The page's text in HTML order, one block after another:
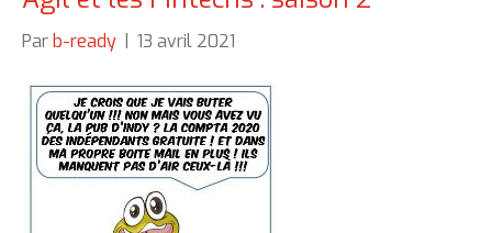
Par b-ready 13 avril 2021